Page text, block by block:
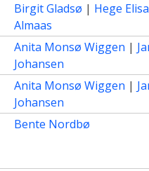
Birgit Gladsø | Hege
Almaas
Anita Monsø Wiggen |
Johansen
Anita Monsø Wiggen |
Johansen
Bente Nordbø